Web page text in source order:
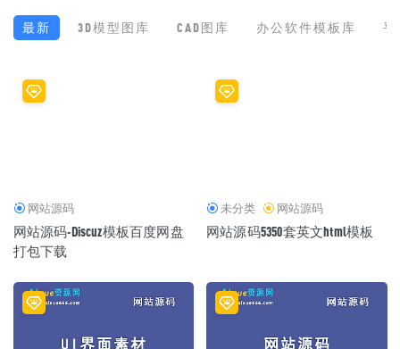
最新 3D模型图库 CAD图库 办公软件模板库 平
网站源码
网站源码-Discuz模板百度网盘
打包下载
未分类 网站源码
网站源码5350套英文html模板